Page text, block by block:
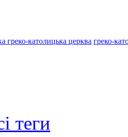
греко-католицька церква греко-
теги